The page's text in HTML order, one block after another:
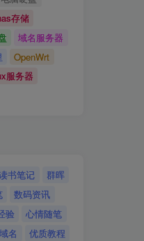
存储
域名服务器
OpenWrt
服务器
书笔记
群晖
数码资讯
验
心情随笔
域名 优质教程